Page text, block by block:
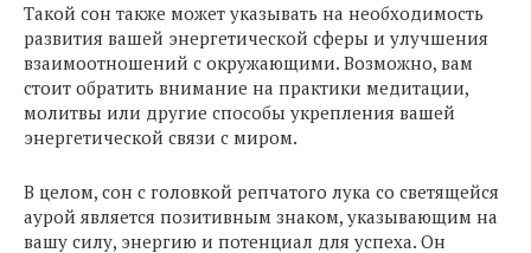
Такой сон также может указывать на необходимость
развития вашей энергетической сферы и улучшения
взаимоотношений с окружающими. Возможно, вам
стоит обратить внимание на практики медитации,
молитвы или другие способы укрепления вашей
энергетической связи с миром.
В целом, сон с головкой репчатого лука со светящейся
аурой является позитивным знаком, указывающим на
вашу силу, энергию и потенциал для успеха. Он